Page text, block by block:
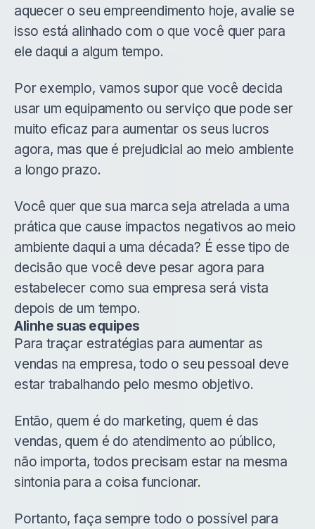
aquecer o seu empreendimento hoje, avalie se
isso está alinhado com o que você quer para
ele daqui a algum tempo.
Por exemplo, vamos supor que você decida
usar um equipamento ou serviço que pode ser
muito eficaz para aumentar os seus lucros
agora, mas que é prejudicial ao meio ambiente
a longo prazo.
Você quer que sua marca seja atrelada a uma
prática que cause impactos negativos ao meio
ambiente daqui a uma década? É esse tipo de
decisão que você deve pesar agora para
estabelecer como sua empresa será vista
depois de um tempo.
Alinhe suas equipes
Para traçar estratégias para aumentar as
vendas na empresa, todo o seu pessoal deve
estar trabalhando pelo mesmo objetivo.
Então, quem é do marketing, quem é das
vendas, quem é do atendimento ao público,
não importa, todos precisam estar na mesma
sintonia para a coisa funcionar.
Portanto, faça sempre todo o possível para